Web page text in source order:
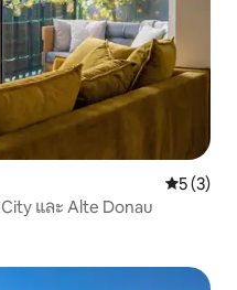
คะแนนเฉ
5 (3)
และ Alte Donau